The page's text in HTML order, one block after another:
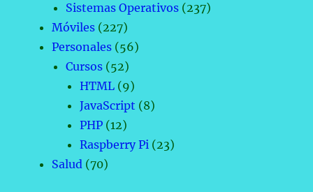
Sistemas Operativos (237)
Móviles (227)
Personales (56)
Cursos (52)
HTML (9)
JavaScript (8)
PHP (12)
Raspberry Pi (23)
Salud (70)